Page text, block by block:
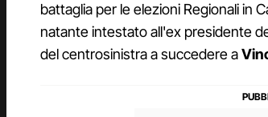
battaglia per le elezioni Regionali in
natante intestato all'ex presidente
del centrosinistra a succedere a